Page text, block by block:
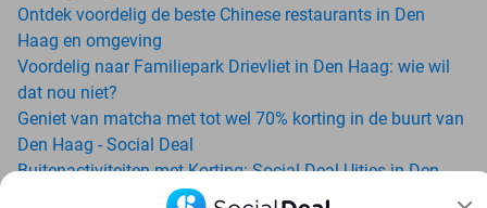
Ontdek voordelig de beste Chinese restaurants in Den
Haag en omgeving
Voordelig naar Familiepark Drievliet in Den Haag: wie wil
dat nou niet?
Geniet van matcha met tot wel 70% korting in de buurt van
Den Haag - Social Deal
Buitenactiviteiten met Korting: Social Deal Uitjes in Den